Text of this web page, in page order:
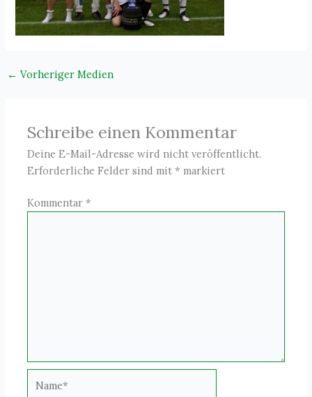
← Vorheriger Medien
Schreibe einen Kommentar
Deine E-Mail-Adresse wird nicht veröffentlicht.
Erforderliche Felder sind mit* markiert
Kommentar*